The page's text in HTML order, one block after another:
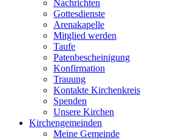
Nachrichten
Gottesdienste
Arenakapelle
Mitglied werden
Taufe
Patenbescheinigung
Konfirmation
Trauung
Kontakte Kirchenkreis
Spenden
Unsere Kirchen
Kirchengemeinden
Meine Gemeinde